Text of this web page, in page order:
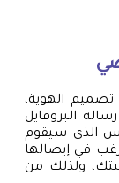
الهوية،
البروفايل
الذي سيقوم
في إيصالها
ولذلك من